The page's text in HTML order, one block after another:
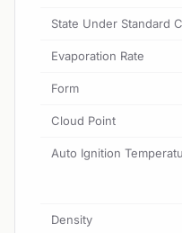
State Under Standard
Evaporation Rate
Form
Cloud Point
Auto Ignition
Density